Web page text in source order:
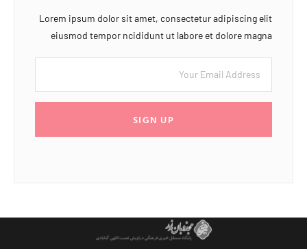
Lorem ipsum dolor sit amet, consectetur adipiscing elit
eiusmod tempor ncididunt ut labore et dolore magna
SIGN UP